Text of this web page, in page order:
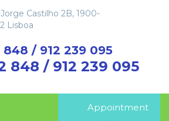
Jorge Castilho 2B, 1900-
Lisboa
848 / 912 239 095
848 / 912 239 095
Appointment